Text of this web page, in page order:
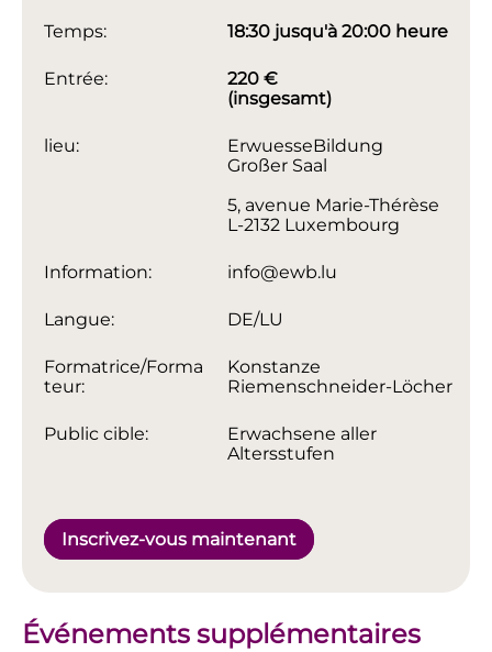
Temps: 18:30 jusqu'à 20:00 heure
Entrée:
220 €
(insgesamt)
lieu:
ErwuesseBildung
Großer Saal
5, avenue Marie-Thérèse
L-2132 Luxembourg
Information: info@ewb.lu
Langue: DE/LU
Formatrice/Forma
teur:
Konstanze
Riemenschneider-Löcher
Public cible:
Erwachsene aller
Altersstufen
Inscrivez-vous maintenant
Événements supplémentaires